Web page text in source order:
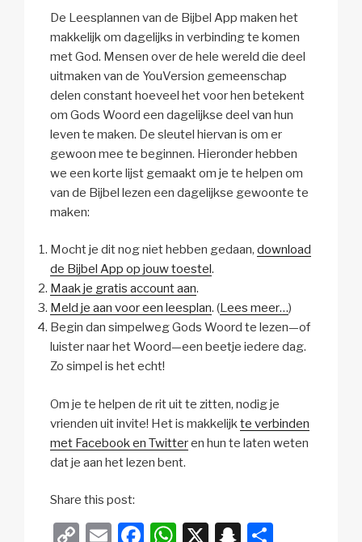
De Leesplannen van de Bijbel App maken het
makkelijk om dagelijks in verbinding te komen
met God. Mensen over de hele wereld die deel
uitmaken van de YouVersion gemeenschap
delen constant hoeveel het voor hen betekent
om Gods Woord een dagelijkse deel van hun
leven te maken. De sleutel hiervan is om er
gewoon mee te beginnen. Hieronder hebben
we een korte lijst gemaakt om je te helpen om
van de Bijbel lezen een dagelijkse gewoonte te
maken:
Mocht je dit nog niet hebben gedaan, download
de Bijbel App op jouw toestel.
Maak je gratis account aan.
Meld je aan voor een leesplan. (Lees meer…)
Begin dan simpelweg Gods Woord te lezen—of
luister naar het Woord—een beetje iedere dag.
Zo simpel is het echt!
Om je te helpen de rit uit te zitten, nodig je
vrienden uit invite! Het is makkelijkte verbinden
met Facebook en Twitteren hun te laten weten
dat je aan het lezen bent.
Share this post:
C
E
F
W X
S